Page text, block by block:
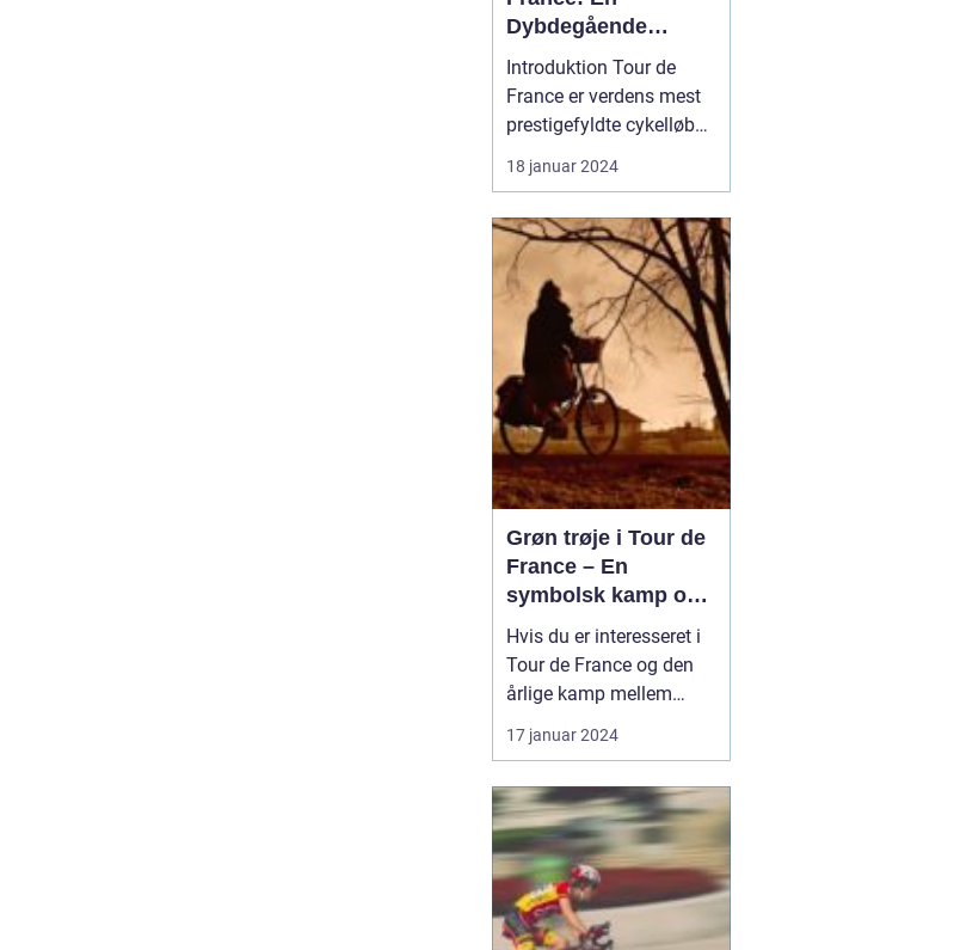
Dybdegående
Gennemgang af Den
Mest Prestigefyldte
Cykelløbsrute i
Verden
Introduktion Tour de
France er verdens mest
prestigefyldte cykelløb
og tiltrækker hvert år
millioner af seere og
verden. Et af de mest
interessante aspekter
ved løbet er selvfølgelig
ruten, som er
omhyggeligt planlagt og
ændres hve...
18 januar 2024
Grøn trøje i Tour de
France – En
symbolsk kamp om
point
Hvis du er interesseret i
Tour de France og den
årlige kamp mellem
verdens bedste
cykelryttere, har du helt
eftertragtede grønne
trøje. Denne trøje har et
specielt symbolisk
betydning og bliver
tildelt rytteren med flest
17 januar 2024